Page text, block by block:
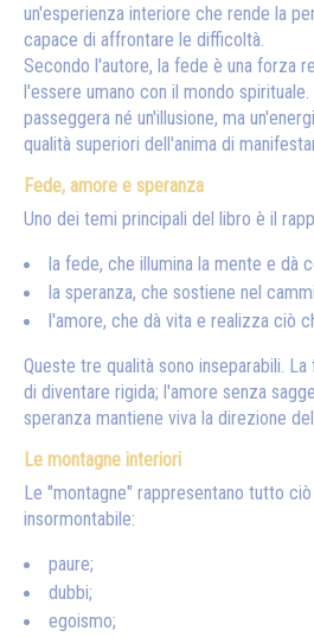
un'esperienza interiore che rende la
capace di affrontare le difficoltà.
Secondo l'autore, la fede è una forza
l'essere umano con il mondo
passeggera né un'illusione, ma
qualità superiori dell'anima di
Fede, amore e speranza
Uno dei temi principali del libro è il
la fede, che illumina la mente e dà
la speranza, che sostiene nel
l'amore, che dà vita e realizza ciò
Queste tre qualità sono inseparabili.
di diventare rigida; l'amore senza
speranza mantiene viva la direzione
Le montagne interiori
Le "montagne" rappresentano tutto
insormontabile:
paure;
dubbi;
egoismo;